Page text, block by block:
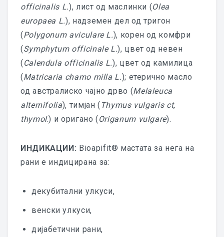
МЕДИЦИНСКИ МАСТИ
ФЛАЕРИ
ПРЕЗЕНТАЦИИ И КЛИНИЧКИ
СТУДИИ
БИОАПИФИТ АНТИАТОПИСКА
МАСТ
МАСТ
officinalis L.), лист од маслинки (Olea
europaea L.), надземен дел од тригон
(Polygonum aviculare L.), корен од комфри
(Symphytum officinale L.), цвет од невен
(Calendula officinalis L.), цвет од камилица
(Matricaria chamo milla L.); етерично масло
од австралиско чајно дрво (Melaleuca
alternifolia), тимјан ( Thymus vulgaris ct,
thymol.) и оригано (Origanum vulgare).
ИНДИКАЦИИ: Bioapifit® мастата за нега на
рани е индицирана за:
декубитални улкуси,
венски улкуси,
дијабетични рани,